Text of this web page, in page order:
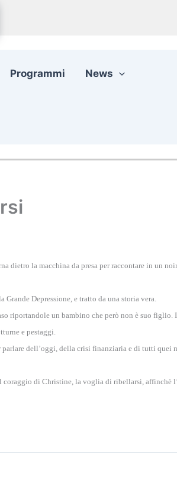
Programmi News
la macchina da presa per raccontare in un
Depressione, e tratto da una storia vera.
riportandole un bambino che però non è suo
e pestaggi.
dell’oggi, della crisi finanziaria e di tutti quei
coraggio di Christine, la voglia di ribellarsi, affinchè